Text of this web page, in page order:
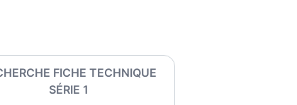
FICHE TECHNIQUE
SÉRIE 1